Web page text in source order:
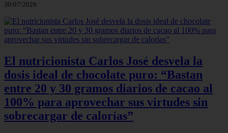
30/07/2026
El nutricionista Carlos José desvela la
dosis ideal de chocolate puro: “Bastan
entre 20 y 30 gramos diarios de cacao al
100% para aprovechar sus virtudes sin
sobrecargar de calorías”